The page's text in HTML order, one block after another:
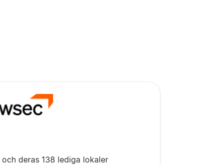
och deras 138 lediga lokaler